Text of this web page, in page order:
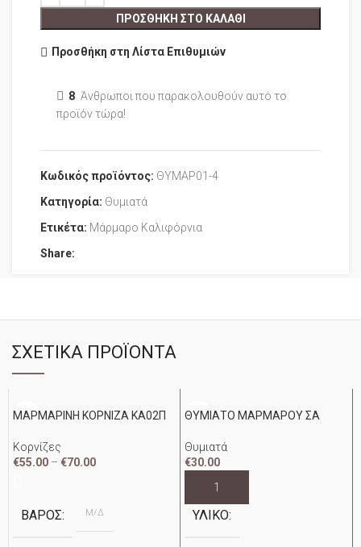
ΠΡΟΣΘΉΚΗ ΣΤΟ ΚΑΛΆΘΙ
Προσθήκη στη Λίστα Επιθυμιών
8 Άνθρωποι που παρακολουθούν αυτό το
προϊόν τώρα!
Κωδικός προϊόντος: ΘΥΜΑΡ01-4
Κατηγορία: Θυμιατά
Ετικέτα: Μάρμαρο Καλιφόρνια
Share:
ΣΧΕΤΙΚΆ ΠΡΟΪΌΝΤΑ
ΜΑΡΜΑΡΙΝΗ ΚΟΡΝΙΖΑ ΚΑ02Π
Κορνίζες
€55.00 – €70.00
ΒΆΡΟΣ Μ/Δ
ΘΥΜΙΑΤΟ ΜΑΡΜΑΡΟΥ ΣΑ
Θυμιατά
€30.00
ΥΛΙΚΌ